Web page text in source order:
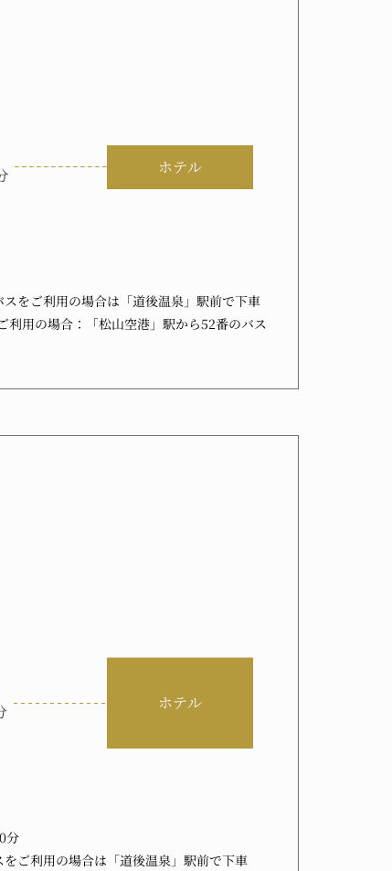
をご利用の場合は「道後温泉」駅前で下車
利用の場合：「松山空港」駅から52番のバス
分
ご利用の場合は「道後温泉」駅前で下車